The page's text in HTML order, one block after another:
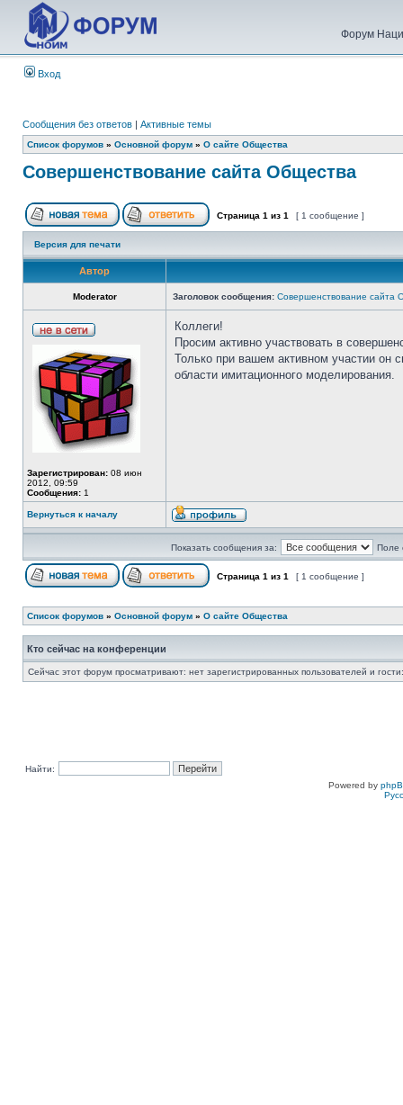
Форум
Вход
Сообщения без ответов | Активные темы
Список форумов » Основной форум » О сайте Общества
Совершенствование сайта Общества
Страница 1 из 1 [ 1 сообщение ]
Версия для печати
Автор
Moderator Заголовок сообщения: Совершенствование сайта
Зарегистрирован: 08 июн
2012, 09:59
Сообщения: 1
Коллеги!
Просим активно участвовать в
Только при вашем активном участии он
области имитационного моделирования.
Вернуться к началу
Показать сообщения за: Поле
Страница 1 из 1 [ 1 сообщение ]
Список форумов » Основной форум » О сайте Общества
Кто сейчас на конференции
Сейчас этот форум просматривают: нет зарегистрированных пользователей и
Найти:
Powered by